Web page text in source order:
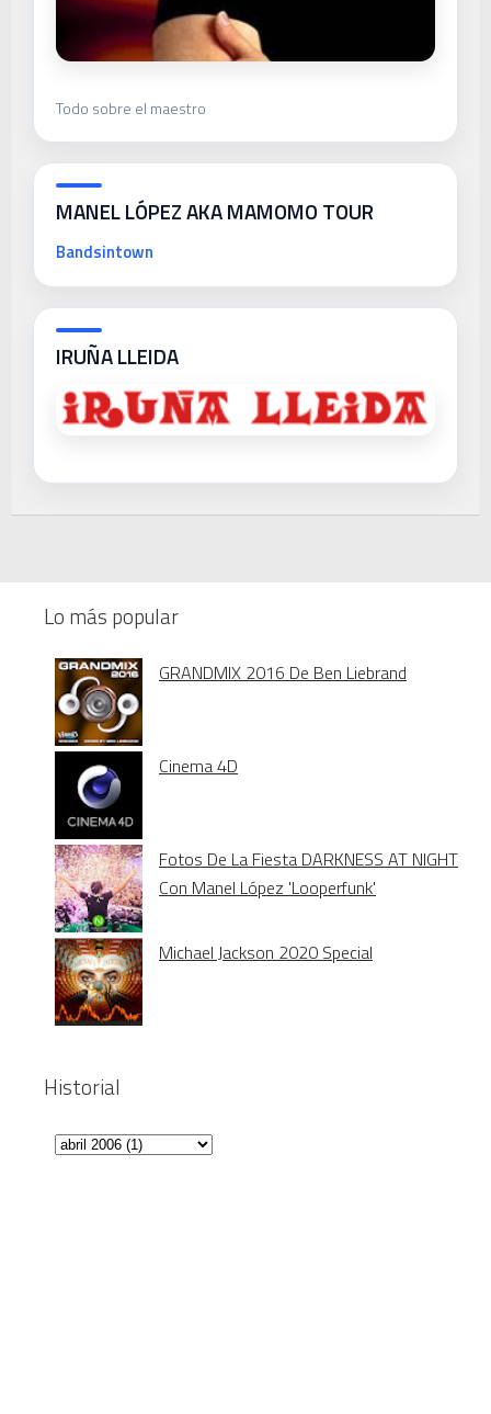
Todo sobre el maestro
MANEL LÓPEZ AKA MAMOMO TOUR
Bandsintown
IRUÑA LLEIDA
Lo más popular
GRANDMIX 2016 De Ben Liebrand
Cinema 4D
Fotos De La Fiesta DARKNESS AT NIGHT
Con Manel López 'Looperfunk'
Michael Jackson 2020 Special
Historial